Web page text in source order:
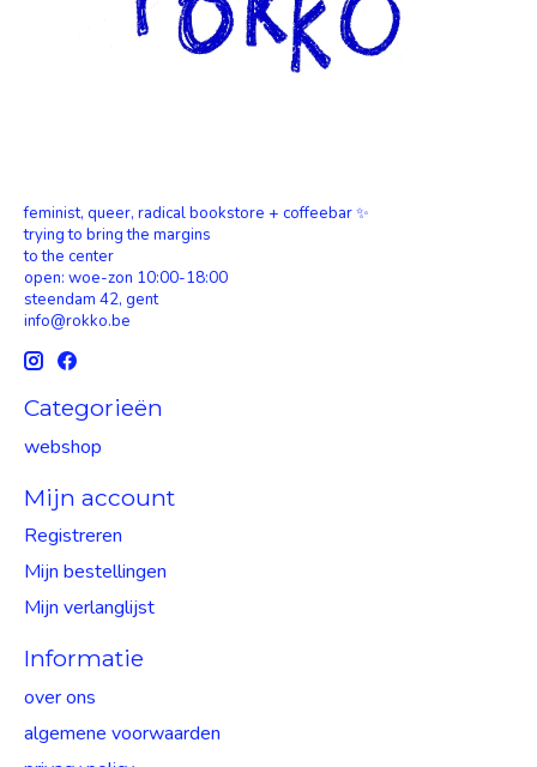
feminist, queer, radical bookstore + coffeebar ✨
trying to bring the margins
to the center
open: woe-zon 10:00-18:00
steendam 42, gent
info@rokko.be
Categorieën
webshop
Mijn account
Registreren
Mijn bestellingen
Mijn verlanglijst
Informatie
over ons
algemene voorwaarden